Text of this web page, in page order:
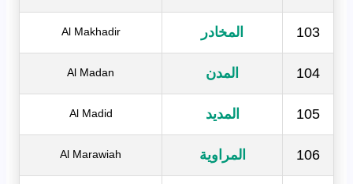
103 المخادر Al Makhadir
104 المدن Al Madan
105 المديد Al Madid
106 المراوية Al Marawiah